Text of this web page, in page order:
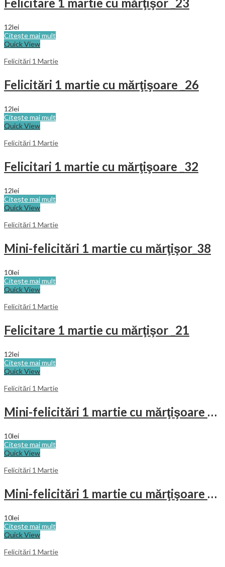
12lei
Citește mai mult
Quick View
Felicitări 1 Martie
Felicitări 1 martie cu mărţişoare _26
12lei
Citește mai mult
Quick View
Felicitări 1 Martie
Felicitari 1 martie cu mărţişoare _32
12lei
Citește mai mult
Quick View
Felicitări 1 Martie
Mini-felicitări 1 martie cu mărţişor_38
10lei
Citește mai mult
Quick View
Felicitări 1 Martie
Felicitare 1 martie cu mărţişor _21
12lei
Citește mai mult
Quick View
Felicitări 1 Martie
Mini-felicitări 1 martie cu mărţişoare _33
10lei
Citește mai mult
Quick View
Felicitări 1 Martie
Mini-felicitări 1 martie cu mărţişoare _22
10lei
Citește mai mult
Quick View
Felicitări 1 Martie